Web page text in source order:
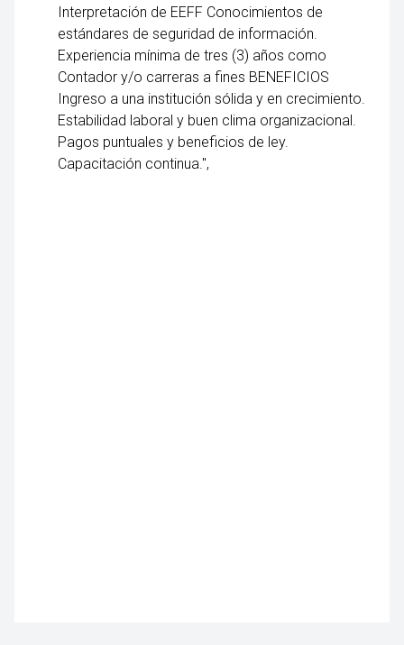
Interpretación de EEFF Conocimientos de
estándares de seguridad de información.
Experiencia mínima de tres (3) años como
Contador y/o carreras a fines BENEFICIOS
Ingreso a una institución sólida y en crecimiento.
Estabilidad laboral y buen clima organizacional.
Pagos puntuales y beneficios de ley.
Capacitación continua.",